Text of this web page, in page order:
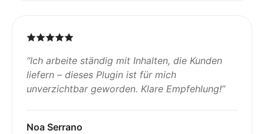
“Ich arbeite ständig mit Inhalten, die Kunden
liefern – dieses Plugin ist für mich
unverzichtbar geworden. Klare Empfehlung!”
Noa Serrano